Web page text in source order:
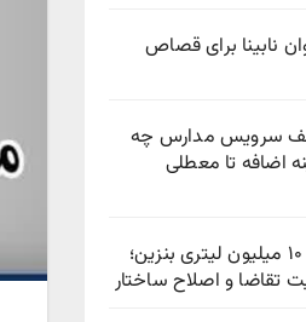
نابینا برای قصاص
سرویس مدارس چه
اضافه تا معطلی
بحران ناترازی ۱۰ میلیون لیتری بنزین؛
تقاضا و اصلاح ساختار